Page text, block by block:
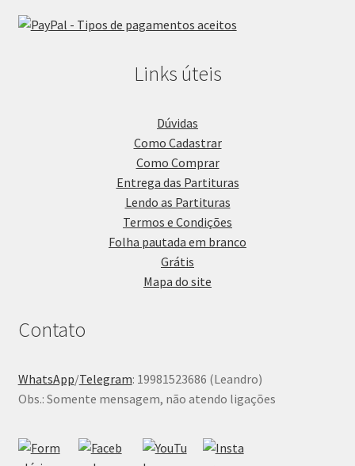
Links úteis
Dúvidas
Como Cadastrar
Como Comprar
Entrega das Partituras
Lendo as Partituras
Termos e Condições
Folha pautada em branco
Grátis
Mapa do site
Contato
WhatsApp/Telegram: 19981523686 (Leandro)
Obs.: Somente mensagem, não atendo ligações